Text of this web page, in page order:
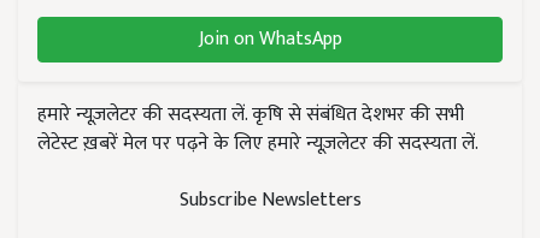
Join on WhatsApp
हमारे न्यूज़लेटर की सदस्यता लें. कृषि से संबंधित देशभर की सभी
लेटेस्ट ख़बरें मेल पर पढ़ने के लिए हमारे न्यूज़लेटर की सदस्यता लें.
Subscribe Newsletters